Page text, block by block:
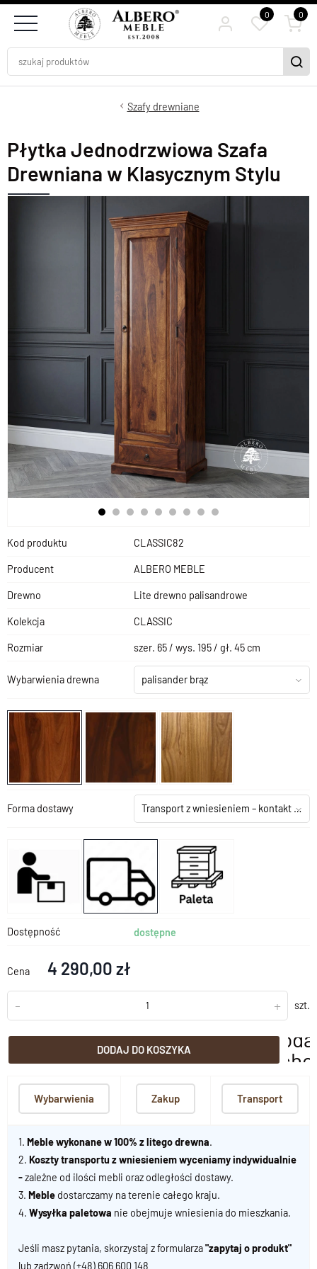
0 0
Szafy drewniane
Płytka Jednodrzwiowa Szafa
Drewniana w Klasycznym Stylu
Kod produktu CLASSIC82
Producent ALBERO MEBLE
Drewno Lite drewno palisandrowe
Kolekcja CLASSIC
Rozmiar szer. 65 / wys. 195 / gł. 45 cm
Wybarwienia drewna palisander brąz
Forma dostawy Transport z wniesieniem – kontakt z salonem
Dostępność dostępne
Cena 4 290,00 zł
- + szt.
DODAJ DO KOSZYKA
Wybarwienia Zakup Transport
1. Meble wykonane w 100% z litego drewna.
2. Koszty transportu z wniesieniem wyceniamy indywidualnie
-zależne od ilości mebli oraz odległości dostawy.
3. Meble dostarczamy na terenie całego kraju.
4. Wysyłka paletowa nie obejmuje wniesienia do mieszkania.
Jeśli masz pytania, skorzystaj z formularza"zapytaj o produkt"
lub zadzwoń (+48) 606 600 148